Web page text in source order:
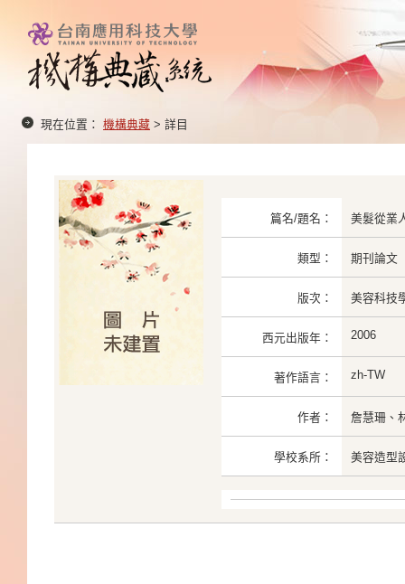
現在位置： 機構典藏 > 詳目
篇名/題名： 美髮從業
類型： 期刊論文
版次： 美容科技
西元出版年： 2006
著作語言： zh-TW
作者： 詹慧珊、
學校系所： 美容造型